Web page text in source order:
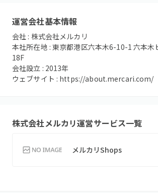
運営会社基本情報
会社 : 株式会社メルカリ
本社所在地 :東京都港区六本木6-10-1 六本木
18F
会社設立 : 2013年
ウェブサイト : https://about.mercari.com/
株式会社メルカリ運営サービス一覧
メルカリShops